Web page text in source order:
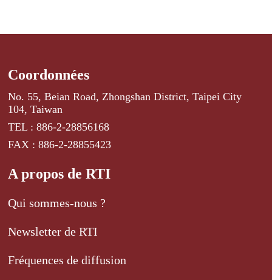
Coordonnées
No. 55, Beian Road, Zhongshan District, Taipei City
104, Taiwan
TEL : 886-2-28856168
FAX : 886-2-28855423
A propos de RTI
Qui sommes-nous ?
Newsletter de RTI
Fréquences de diffusion